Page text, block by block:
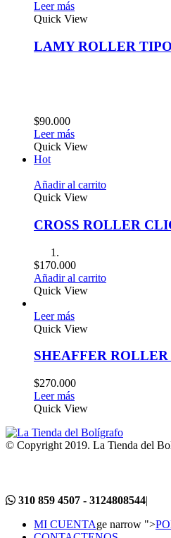
Leer más
Quick View
LAMY ROLLER
$90.000
Leer más
Quick View
Hot
Añadir al carrito
Quick View
CROSS ROLLER
$170.000
Añadir al carrito
Quick View
Leer más
Quick View
SHEAFFER
$270.000
Leer más
Quick View
© Copyright 2019. La Tienda del
310 859 4507 - 3124808544|
MI CUENTAge narrow ">